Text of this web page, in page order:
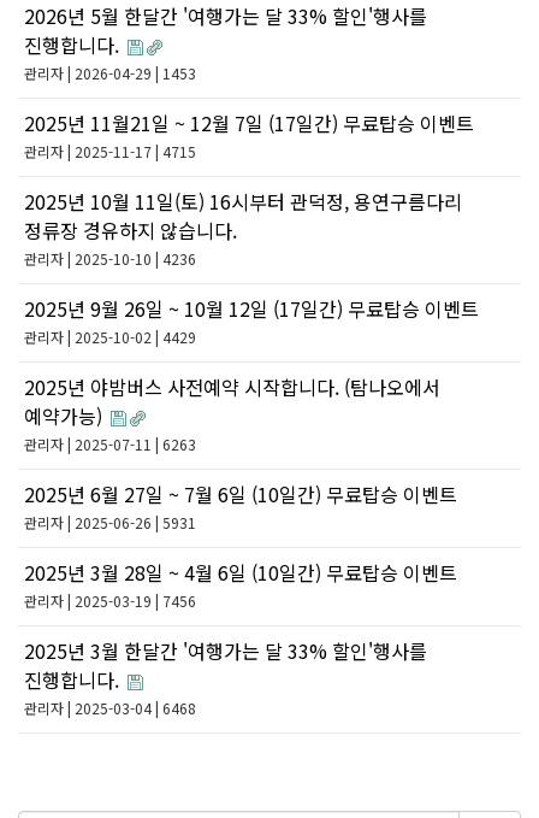
2026년 5월 한달간 '여행가는 달 33% 할인'행사를
진행합니다.
관리자| 2026-04-29 | 1453
2025년 11월21일 ~ 12월 7일 (17일간) 무료탑승 이벤트
관리자| 2025-11-17 | 4715
2025년 10월 11일(토) 16시부터 관덕정, 용연구름다리
정류장 경유하지 않습니다.
관리자| 2025-10-10 | 4236
2025년 9월 26일 ~ 10월 12일 (17일간) 무료탑승 이벤트
관리자| 2025-10-02 | 4429
2025년 야밤버스 사전예약 시작합니다. (탐나오에서
예약가능)
관리자| 2025-07-11 | 6263
2025년 6월 27일 ~ 7월 6일 (10일간) 무료탑승 이벤트
관리자| 2025-06-26 | 5931
2025년 3월 28일 ~ 4월 6일 (10일간) 무료탑승 이벤트
관리자| 2025-03-19 | 7456
2025년 3월 한달간 '여행가는 달 33% 할인'행사를
진행합니다.
관리자| 2025-03-04 | 6468